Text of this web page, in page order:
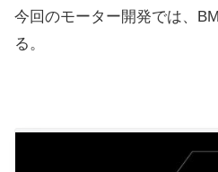
今回のモーター開発では、
る。